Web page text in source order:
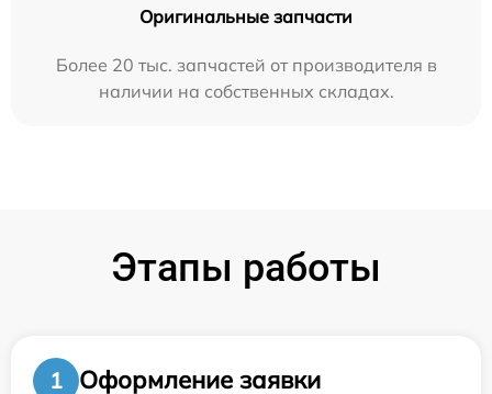
Оригинальные запчасти
Более 20 тыс. запчастей от производителя в
наличии на собственных складах.
Этапы работы
1 Оформление заявки